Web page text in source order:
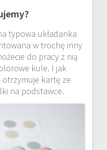
typowa układanka
w trochę inny
do pracy z nią
kule. I jak
kartę ze
na podstawce.